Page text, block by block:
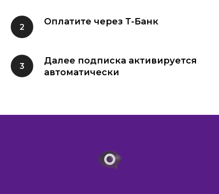
Оплатите через Т-Банк
Далее подписка активируется
автоматически